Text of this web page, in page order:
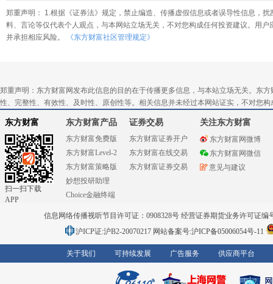
郑重声明： 1.根据《证券法》规定，禁止编造、传播虚假信息或者误导性信息，
料、言论等仅代表个人观点，与本网站立场无关，不对您构成任何投资建议。用
并承担相应风险。
《东方财富社区管理规定》
郑重声明：东方财富网发布此信息的目的在于传播更多信息，与本站立场无关。东
性、完整性、有效性、及时性、原创性等。相关信息并未经过本网站证实，不对您
东方财富
扫一扫下载
APP
东方财富产品
东方财富免费版
东方财富Level-2
东方财富策略版
妙想投研助理
Choice金融终端
证券交易
东方财富证券开户
东方财富在线交易
东方财富证券交易
关注东方财富
东方财富网微博
东方财富网微信
意见与建议
信息网络传播视听节目许可证：0908328号 经营证券期货业务许可证编
沪ICP证:沪B2-20070217 网站备案号:沪ICP备05006054号-11
关于我们 可持续发展 广告服务 供应商平台